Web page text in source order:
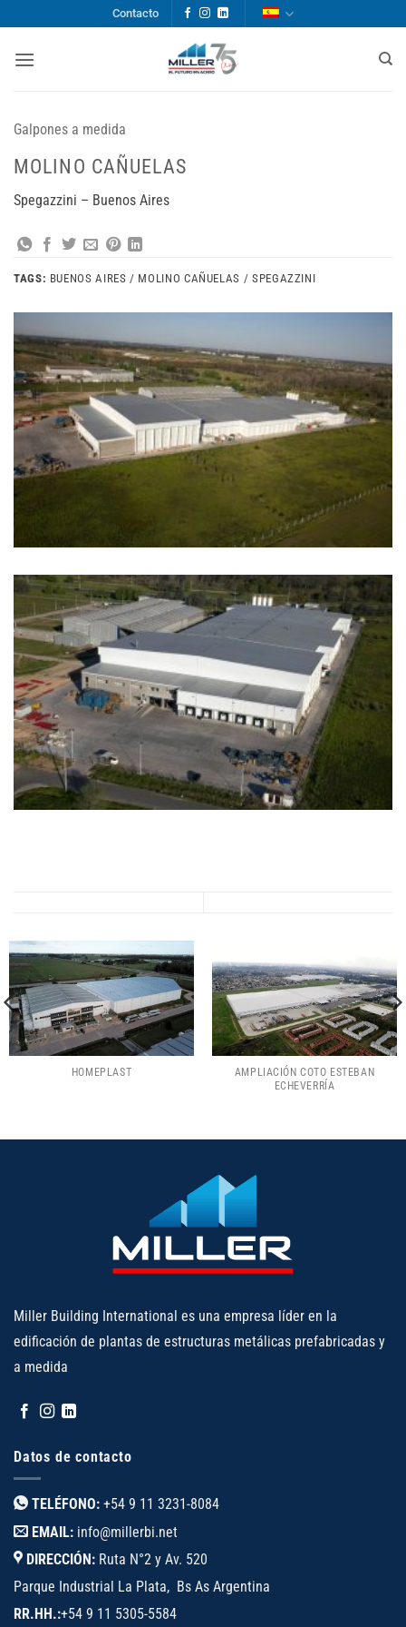
al
contenido
Contacto
Galpones a medida
MOLINO CAÑUELAS
Spegazzini – Buenos Aires
TAGS: BUENOS AIRES / MOLINO CAÑUELAS / SPEGAZZINI
HOMEPLAST
AMPLIACIÓN COTO ESTEBAN
ECHEVERRÍA
Miller Building International es una empresa líder en la
edificación de plantas de estructuras metálicas prefabricadas y
a medida
Datos de contacto
TELÉFONO: +54 9 11 3231-8084
EMAIL: info@millerbi.net
DIRECCIÓN: Ruta N°2 y Av. 520
Parque Industrial La Plata, Bs As Argentina
RR.HH.:+54 9 11 5305-5584